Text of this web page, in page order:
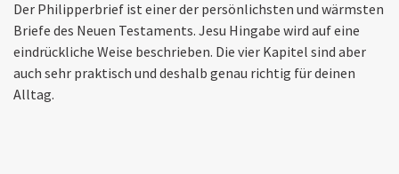
Der Philipperbrief ist einer der persönlichsten und wärmsten
Briefe des Neuen Testaments. Jesu Hingabe wird auf eine
eindrückliche Weise beschrieben. Die vier Kapitel sind aber
auch sehr praktisch und deshalb genau richtig für deinen
Alltag.